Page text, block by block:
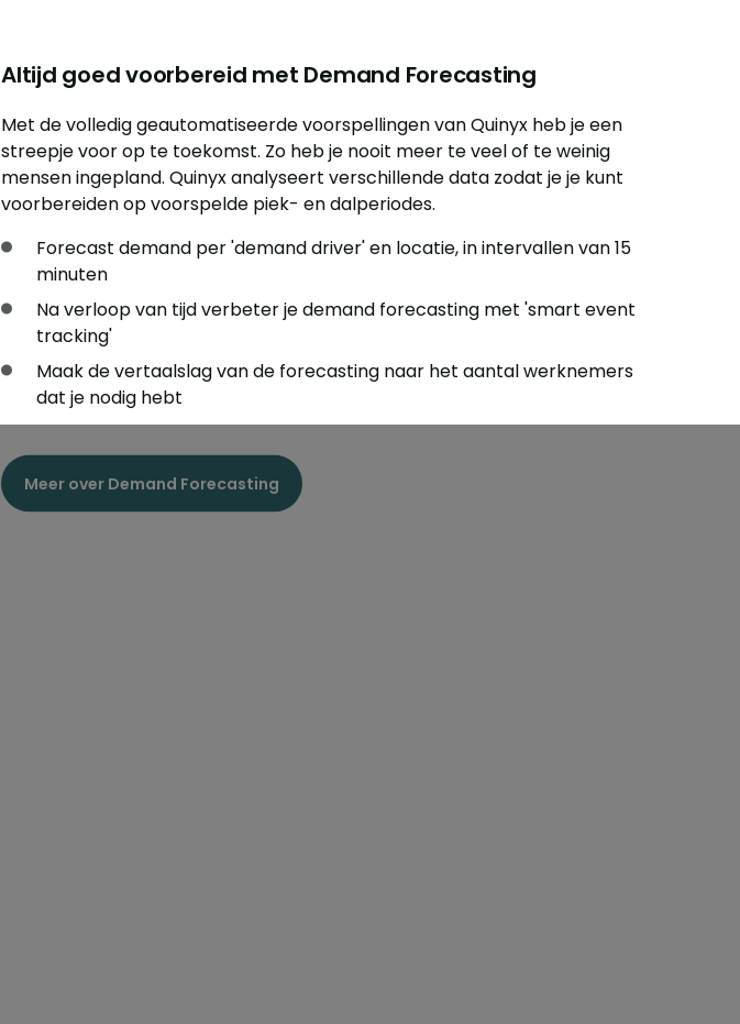
Altijd goed voorbereid met Demand Forecasting
Met de volledig geautomatiseerde voorspellingen van Quinyx heb je een
streepje voor op te toekomst. Zo heb je nooit meer te veel of te weinig
mensen ingepland. Quinyx analyseert verschillende data zodat je je kunt
voorbereiden op voorspelde piek- en dalperiodes.
Forecast demand per 'demand driver' en locatie, in intervallen van 15
minuten
Na verloop van tijd verbeter je demand forecasting met 'smart event
tracking'
Maak de vertaalslag van de forecasting naar het aantal werknemers
dat je nodig hebt
Meer over Demand Forecasting